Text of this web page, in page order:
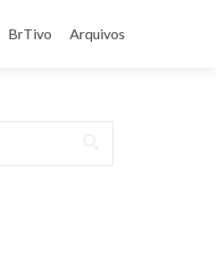
BrTivo Arquivos